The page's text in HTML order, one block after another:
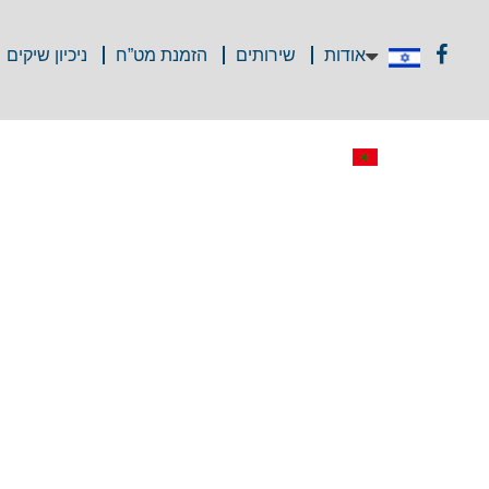
אודות שירותים הזמנת מט”ח ניכיון שיקים